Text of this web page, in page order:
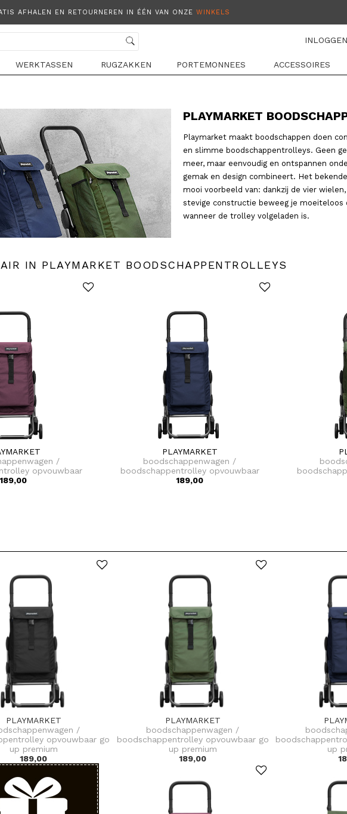
AFHALEN EN RETOURNEREN IN ÉÉN VAN ONZE WINKELS
INLOGGEN
WERKTASSEN RUGZAKKEN PORTEMONNEES ACCESSOIRES
PLAYMARKET
Playmarket maakt boodschappen doen
en slimme boodschappentrolleys. Geen
meer, maar eenvoudig en ontspannen
gemak en design combineert. Het
mooi voorbeeld van: dankzij de vier
stevige constructie beweeg je moeiteloos
wanneer de trolley volgeladen is.
IN PLAYMARKET BOODSCHAPPENTROLLEYS
/
opvouwbaar
premium
189,00
PLAYMARKET
boodschappenwagen /
boodschappentrolley opvouwbaar
go up premium
189,00
PLAYMARKET
/
opvouwbaar go
up premium
189,00
PLAYMARKET
boodschappenwagen /
boodschappentrolley opvouwbaar go
up premium
189,00
up